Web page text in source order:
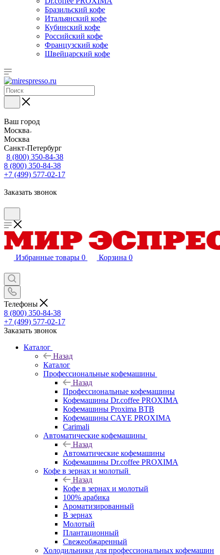
Бразильский кофе
Итальянский кофе
Кубинский кофе
Российский кофе
Французский кофе
Швейцарский кофе
Ваш город
Москва
Москва
Санкт-Петербург
8 (800) 350-84-38
8 (800) 350-84-38
+7 (499) 577-02-17
Заказать звонок
Избранные товары 0 Корзина 0
Телефоны
8 (800) 350-84-38
+7 (499) 577-02-17
Заказать звонок
Каталог
Назад
Каталог
Профессиональные кофемашины
Назад
Профессиональные кофемашины
Кофемашины Dr.coffee PROXIMA
Кофемашины Proxima BTB
Кофемашины CAYE PROXIMA
Carimali
Автоматические кофемашины
Назад
Автоматические кофемашины
Кофемашины Dr.coffee PROXIMA
Кофе в зернах и молотый
Назад
Кофе в зернах и молотый
100% арабика
Ароматизированный
В зернах
Молотый
Плантационный
Свежеобжаренный
Холодильники для профессиональных кофемашин